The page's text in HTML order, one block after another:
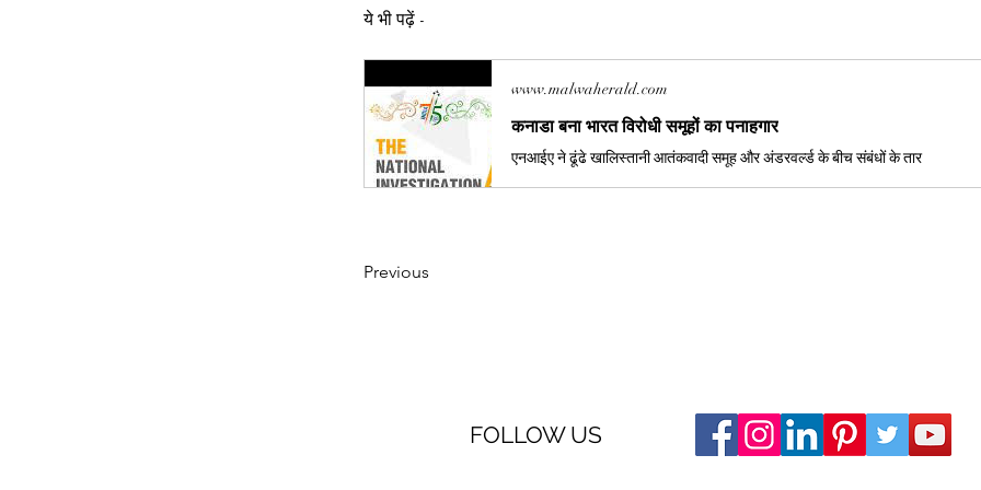
ये भी पढ़ें -
www.malwaherald.com
कनाडा बना भारत विरोधी समूहों का पनाहगार
एनआईए ने ढूंढे खालिस्तानी आतंकवादी समूह और अंडरवर्ल्ड के बीच संबंधों के तार
Previous
FOLLOW US